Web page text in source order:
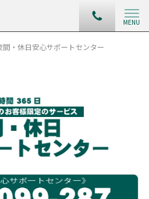
MENU
間・休日安心サポートセンター